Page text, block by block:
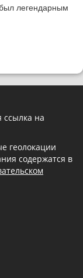
легендарным
ссылка на
геолокации
содержатся в